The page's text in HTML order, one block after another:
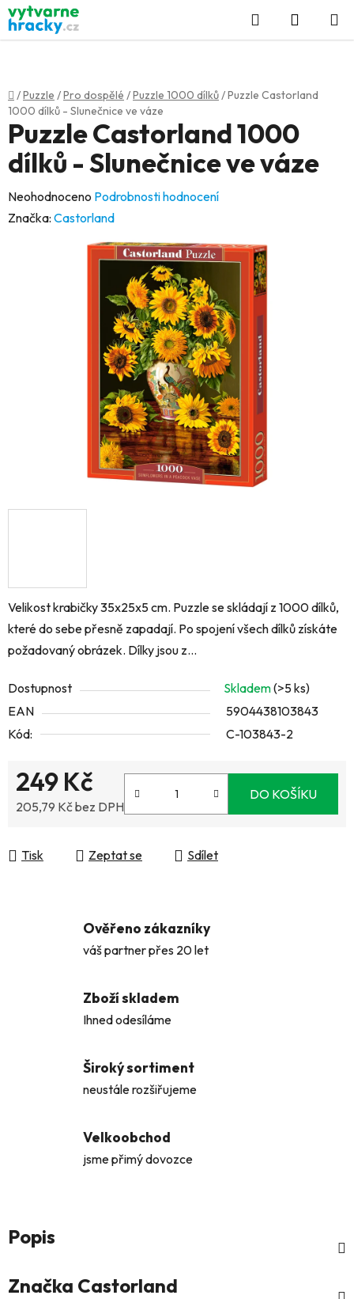
Přejít
na
obsah
Hledat
KOŠÍK
Domů
/Puzzle /Pro dospělé /Puzzle 1000 dílků/Puzzle Castorland
1000 dílků - Slunečnice ve váze
Velikost krabičky 35x25x5 cm. Puzzle se skládají z 1000 dílků,
které do sebe přesně zapadají. Po spojení všech dílků získáte
požadovaný obrázek. Dílky jsou z...
Dostupnost Skladem(>5 ks)
EAN
5904438103843
Kód:
C-103843-2
249 Kč
205,79 Kč bez DPH
DO KOŠÍKU
Tisk Zeptat se Sdílet
Puzzle Castorland 1000
dílků - Slunečnice ve váze
Průměrné
hodnocení
Neohodnoceno Podrobnosti hodnocení
Značka: Castorland
Ověřeno zákazníky
váš partner přes 20 let
Zboží skladem
Ihned odesíláme
Široký sortiment
neustále rozšiřujeme
Velkoobchod
jsme přimý dovozce
Popis
Značka Castorland